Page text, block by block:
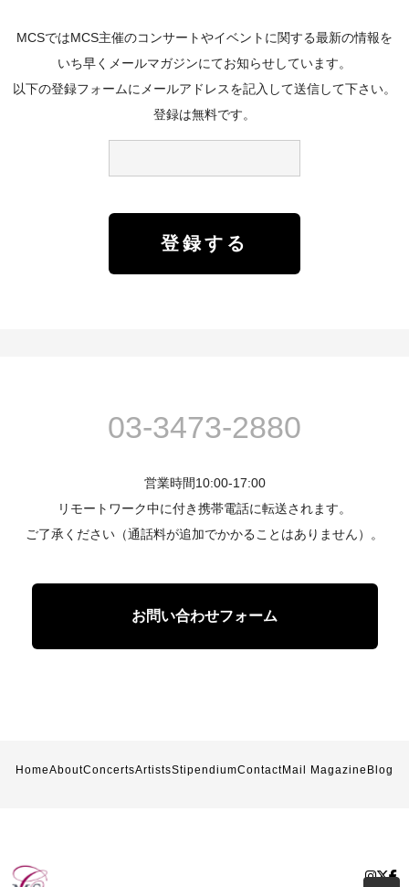
MCSではMCS主催のコンサートやイベントに関する最新の情報を
いち早くメールマガジンにてお知らせしています。
以下の登録フォームにメールアドレスを記入して送信して下さい。
登録は無料です。
03-3473-2880
営業時間10:00-17:00
リモートワーク中に付き携帯電話に転送されます。
ご了承ください（通話料が追加でかかることはありません）。
お問い合わせフォーム
HomeAboutConcertsArtistsStipendiumContactMail Magazine Blog